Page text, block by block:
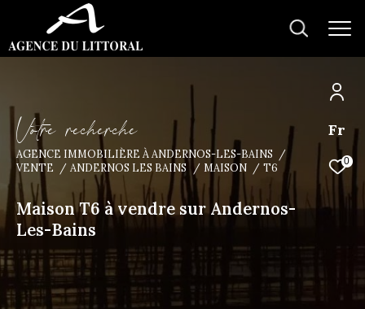
Fr
0
Votre recherche
AGENCE IMMOBILIÈRE À ANDERNOS-LES-BAINS
VENTE
ANDERNOS LES BAINS MAISON T6
Maison T6 à vendre sur Andernos-
Les-Bains